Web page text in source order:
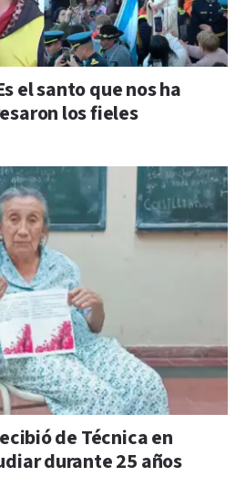
el santo que nos ha
los fieles
de Técnica en
durante 25 años